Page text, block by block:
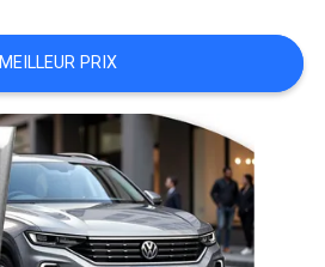
MEILLEUR PRIX